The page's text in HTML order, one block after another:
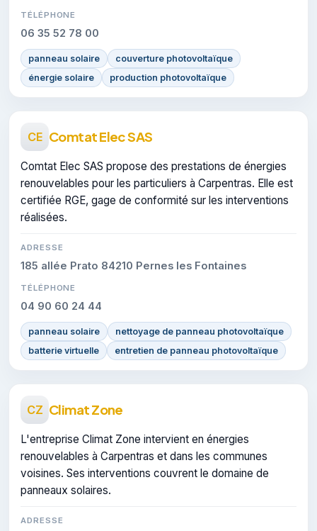
TÉLÉPHONE
06 35 52 78 00
panneau solaire
couverture photovoltaïque
énergie solaire
production photovoltaïque
CE Comtat Elec SAS
Comtat Elec SAS propose des prestations de énergies
renouvelables pour les particuliers à Carpentras. Elle est
certifiée RGE, gage de conformité sur les interventions
réalisées.
ADRESSE
185 allée Prato 84210 Pernes les Fontaines
TÉLÉPHONE
04 90 60 24 44
panneau solaire
nettoyage de panneau photovoltaïque
batterie virtuelle
entretien de panneau photovoltaïque
CZ Climat Zone
L'entreprise Climat Zone intervient en énergies
renouvelables à Carpentras et dans les communes
voisines. Ses interventions couvrent le domaine de
panneaux solaires.
ADRESSE